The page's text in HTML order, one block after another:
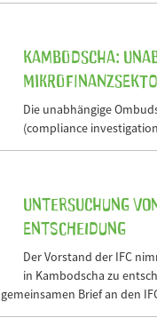
Kambodscha:
Die unabhängige
(compliance
Untersuchung
Entscheidung
Der Vorstand der IFC
in Kambodscha zu
Brief an den